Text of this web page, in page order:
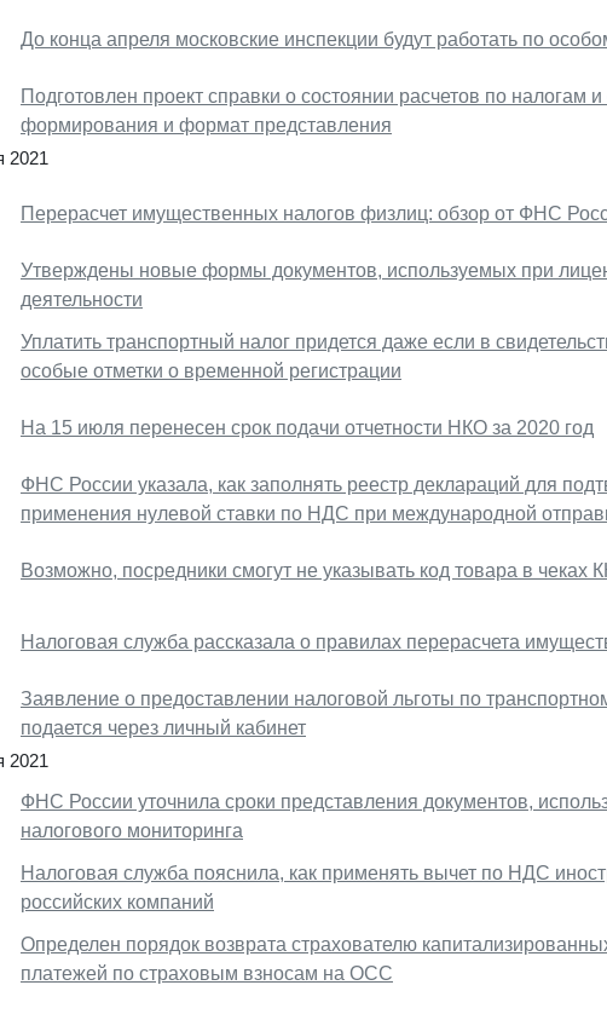
До конца апреля московские инспекции будут работать по
Подготовлен проект справки о состоянии расчетов по налогам
формирования и формат представления
2021
Перерасчет имущественных налогов физлиц: обзор от ФНС
Утверждены новые формы документов, используемых при
деятельности
Уплатить транспортный налог придется даже если в
особые отметки о временной регистрации
На 15 июля перенесен срок подачи отчетности НКО за 2020 год
ФНС России указала, как заполнять реестр деклараций для
применения нулевой ставки по НДС при международной
Возможно, посредники смогут не указывать код товара в чеках
Налоговая служба рассказала о правилах перерасчета
Заявление о предоставлении налоговой льготы по
подается через личный кабинет
2021
ФНС России уточнила сроки представления документов,
налогового мониторинга
Налоговая служба пояснила, как применять вычет по НДС
российских компаний
Определен порядок возврата страхователю
платежей по страховым взносам на ОСС